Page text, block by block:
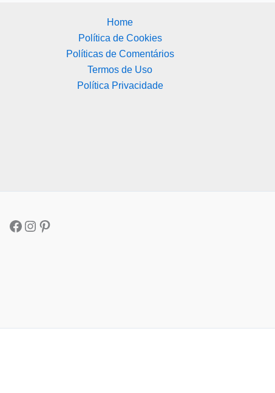
Home
Política de Cookies
Políticas de Comentários
Termos de Uso
Política Privacidade